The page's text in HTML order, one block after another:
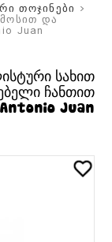
თოჯინები >
და
Juan
სახით
ჩანთით
Antonio Juan